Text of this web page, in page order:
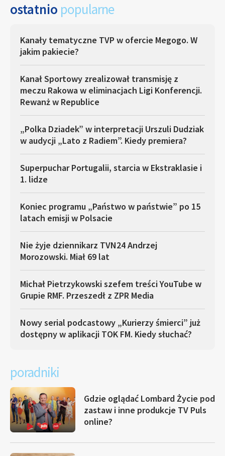
ostatnio popularne
Kanały tematyczne TVP w ofercie Megogo. W
jakim pakiecie?
Kanał Sportowy zrealizował transmisję z
meczu Rakowa w eliminacjach Ligi Konferencji.
Rewanż w Republice
„Polka Dziadek” w interpretacji Urszuli Dudziak
w audycji „Lato z Radiem”. Kiedy premiera?
Superpuchar Portugalii, starcia w Ekstraklasie i
1. lidze
Koniec programu „Państwo w państwie” po 15
latach emisji w Polsacie
Nie żyje dziennikarz TVN24 Andrzej
Morozowski. Miał 69 lat
Michał Pietrzykowski szefem treści YouTube w
Grupie RMF. Przeszedł z ZPR Media
Nowy serial podcastowy „Kurierzy śmierci” już
dostępny w aplikacji TOK FM. Kiedy słuchać?
poradniki
Gdzie oglądać Lombard Życie pod
zastaw i inne produkcje TV Puls
online?